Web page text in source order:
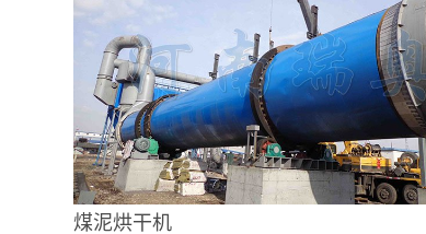
煤泥烘干机